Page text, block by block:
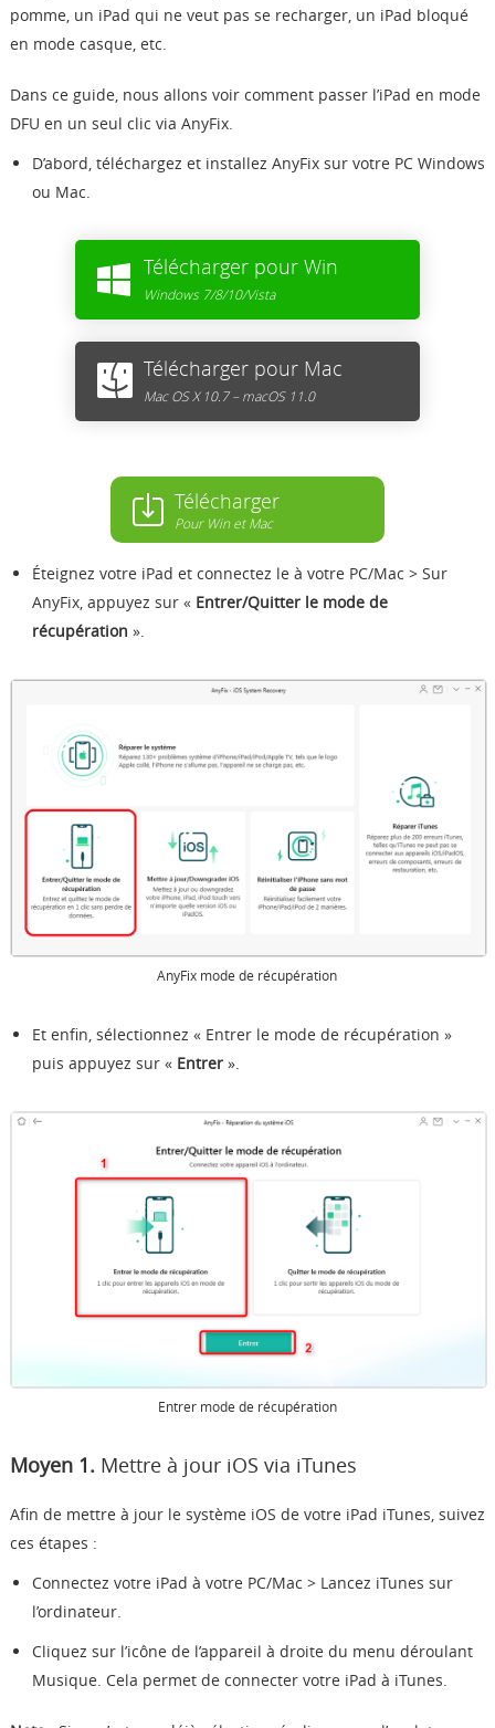
pomme, un iPad qui ne veut pas se recharger, un iPad bloqué
en mode casque, etc.
Dans ce guide, nous allons voir comment passer l’iPad en mode
DFU en un seul clic via AnyFix.
D’abord, téléchargez et installez AnyFix sur votre PC Windows
ou Mac.
Télécharger pour Win
Windows 7/8/10/Vista
Télécharger pour Mac
Mac OS X 10.7 – macOS 11.0
Télécharger
Pour Win et Mac
Éteignez votre iPad et connectez le à votre PC/Mac > Sur
AnyFix, appuyez sur « Entrer/Quitter le mode de
récupération ».
AnyFix mode de récupération
Et enfin, sélectionnez « Entrer le mode de récupération »
puis appuyez sur « Entrer ».
Entrer mode de récupération
Moyen 1. Mettre à jour iOS via iTunes
Afin de mettre à jour le système iOS de votre iPad iTunes, suivez
ces étapes :
Connectez votre iPad à votre PC/Mac > Lancez iTunes sur
l’ordinateur.
Cliquez sur l’icône de l’appareil à droite du menu déroulant
Musique. Cela permet de connecter votre iPad à iTunes.